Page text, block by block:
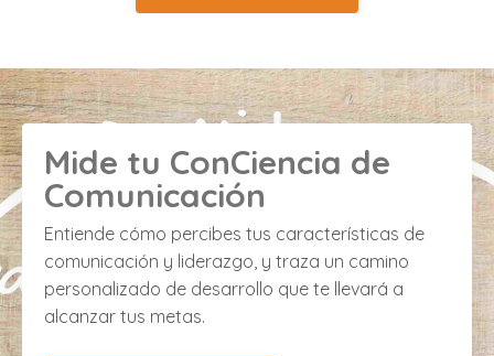
Mide tu ConCiencia de
Comunicación
Entiende cómo percibes tus características de
comunicación y liderazgo, y traza un camino
personalizado de desarrollo que te llevará a
alcanzar tus metas.